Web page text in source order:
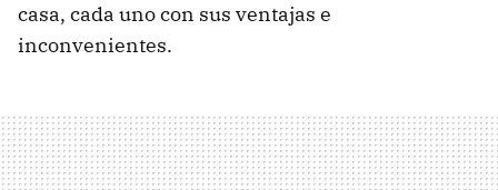
casa, cada uno con sus ventajas e
inconvenientes.